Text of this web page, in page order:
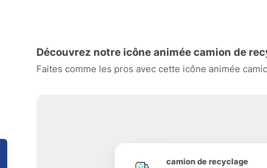
Découvrez notre icône animée camion de
Faites comme les pros avec cette icône animée
camion de recyclage